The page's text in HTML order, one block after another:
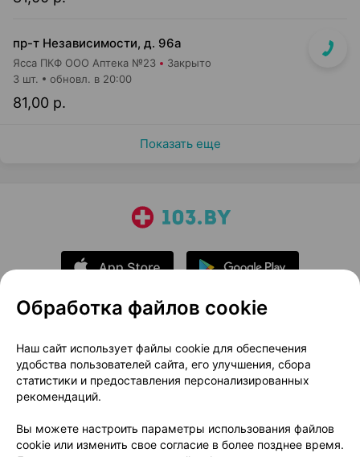
пр-т Независимости, д. 96а
Ясса ПКФ ООО Аптека №23 Закрыто
81,00 р.
3 шт. обновл. в 20:00
Показать еще
О проекте
Новости проекта
Размещение рекламы
Медицинский маркетинг
Публичный договор
Доставка
Способы оплаты
Вакансии
Партнеры
Обработка файлов cookie
Наш сайт использует файлы cookie для обеспечения
удобства пользователей сайта, его улучшения, сбора
статистики и предоставления персонализированных
рекомендаций.
Вы можете настроить параметры использования файлов
cookie или изменить свое согласие в более позднее время.